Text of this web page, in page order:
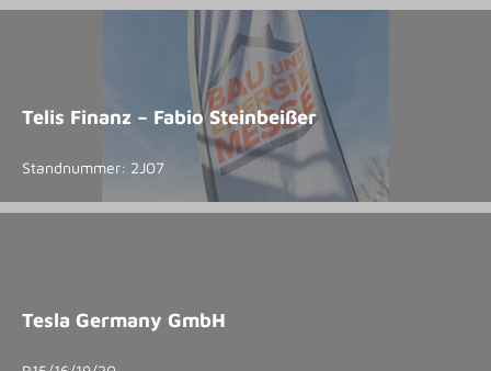
Telis Finanz – Fabio Steinbeißer
Standnummer: 2J07
Tesla Germany GmbH